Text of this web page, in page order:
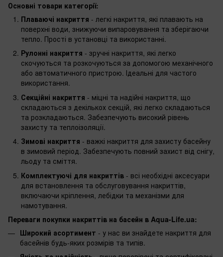
Основні товари категорії:
Плаваючі накриття - легкі накриття, які плавають на
поверхні води, знижуючи випаровування та зберігаючи
тепло. Прості в установці та використанні.
Рулонні накриття - зручні накриття, які легко
скочуються та розкочуються за допомогою механічного
або автоматичного пристрою. Ідеальні для частого
використання.
Секційні накриття - міцні та надійні накриття, що
складаються з декількох секцій, які легко складаються
та розкладаються. Забезпечують високий рівень
захисту та теплоізоляції.
Зимові накриття - важкі накриття для захисту басейну
в зимовий період. Забезпечують повний захист від снігу,
льоду та сміття.
Комплектуючі для накриттів - всі необхідні аксесуари
для встановлення та обслуговування накриттів,
включаючи кріплення, лебідки та механізми для
намотування.
Переваги покупки накриттів на басейн в Aqua-Life.ua:
Широкий асортимент - у нас ви знайдете накриття для
басейнів будь-яких розмірів та типів.